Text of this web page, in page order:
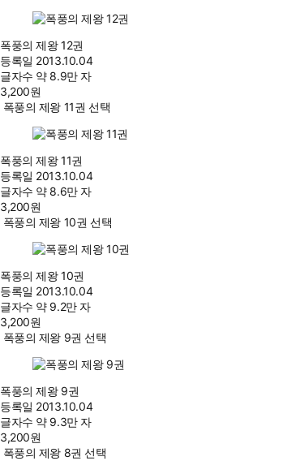
폭풍의 제왕 12권
등록일 2013.10.04
글자수 약 8.9만 자
3,200원
폭풍의 제왕 11권 선택
폭풍의 제왕 11권
등록일 2013.10.04
글자수 약 8.6만 자
3,200원
폭풍의 제왕 10권 선택
폭풍의 제왕 10권
등록일 2013.10.04
글자수 약 9.2만 자
3,200원
폭풍의 제왕 9권 선택
폭풍의 제왕 9권
등록일 2013.10.04
글자수 약 9.3만 자
3,200원
폭풍의 제왕 8권 선택